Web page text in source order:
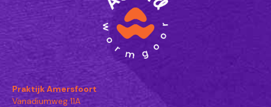
Praktijk Amersfoort
Vanadiumweg 11A